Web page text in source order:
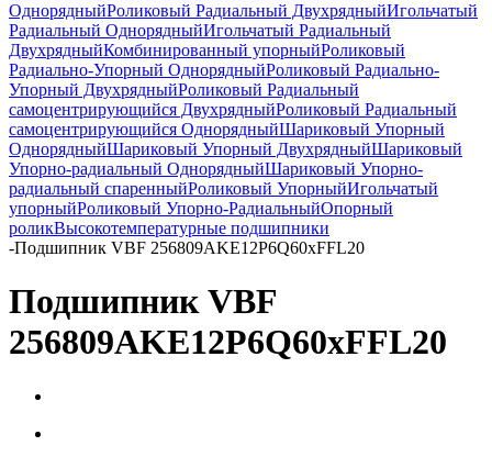
ОднорядныйРоликовый Радиальный ДвухрядныйИгольчатый
Радиальный ОднорядныйИгольчатый Радиальный
ДвухрядныйКомбинированный упорныйРоликовый
Радиально-Упорный ОднорядныйРоликовый Радиально-
Упорный ДвухрядныйРоликовый Радиальный
самоцентрирующийся ДвухрядныйРоликовый Радиальный
самоцентрирующийся ОднорядныйШариковый Упорный
ОднорядныйШариковый Упорный ДвухрядныйШариковый
Упорно-радиальный ОднорядныйШариковый Упорно-
радиальный спаренныйРоликовый УпорныйИгольчатый
упорныйРоликовый Упорно-РадиальныйОпорный
роликВысокотемпературные подшипники
-Подшипник VBF 256809AKE12P6Q60xFFL20
Подшипник VBF
256809AKE12P6Q60xFFL20